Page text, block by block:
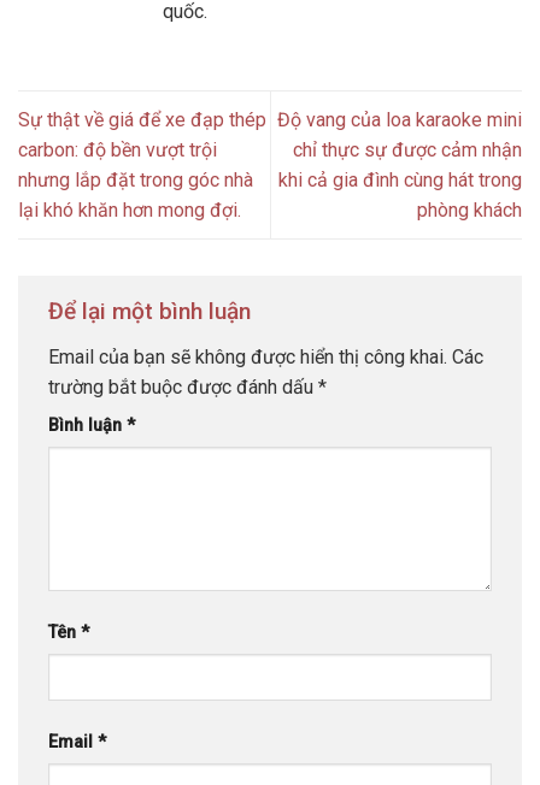
quốc.
Sự thật về giá để xe đạp thép
carbon: độ bền vượt trội
nhưng lắp đặt trong góc nhà
lại khó khăn hơn mong đợi.
Độ vang của loa karaoke mini
chỉ thực sự được cảm nhận
khi cả gia đình cùng hát trong
phòng khách
Để lại một bình luận
Email của bạn sẽ không được hiển thị công khai. Các
trường bắt buộc được đánh dấu *
Bình luận *
Tên *
Email *